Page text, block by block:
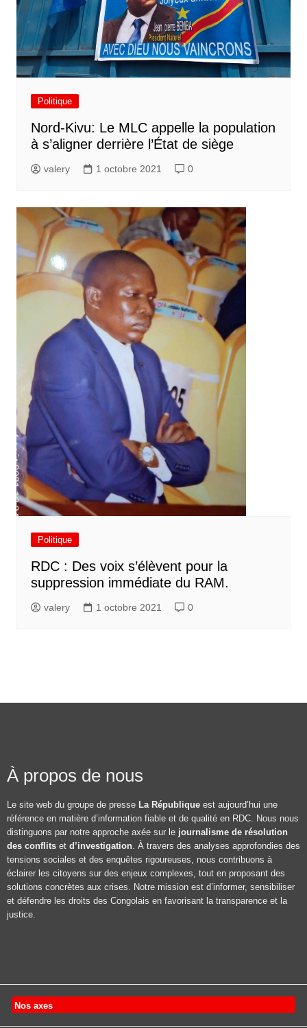
Politique
Nord-Kivu: Le MLC appelle la population
à s’aligner derrière l’État de siège
valery 1 octobre 2021 0
Politique
RDC : Des voix s’élèvent pour la
suppression immédiate du RAM.
valery 1 octobre 2021 0
À propos de nous
Le site web du groupe de presse La République est aujourd’hui une
référence en matière d’information fiable et de qualité en RDC. Nous nous
distinguons par notre approche axée sur le journalisme de résolution
des conflits et d’investigation. À travers des analyses approfondies des
tensions sociales et des enquêtes rigoureuses, nous contribuons à
éclairer les citoyens sur des enjeux complexes, tout en proposant des
solutions concrètes aux crises. Notre mission est d’informer, sensibiliser
et défendre les droits des Congolais en favorisant la transparence et la
justice.
Nos axes